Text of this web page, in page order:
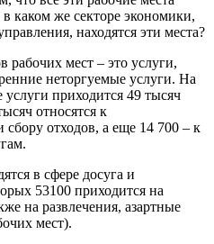
каком же секторе экономики,
находятся эти места?
рабочих мест – это услуги,
неторгуемые услуги. На
приходится 49 тысяч
относятся к
отходов, а еще 14 700 – к
в сфере досуга и
53100 приходится на
на развлечения, азартные
мест).